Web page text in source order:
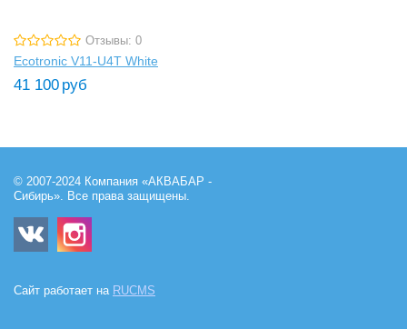
Отзывы: 0
Ecotronic V11-U4T White
41 100 руб
© 2007-2024 Компания «АКВАБАР -
Сибирь». Все права защищены.
Сайт работает на RUCMS